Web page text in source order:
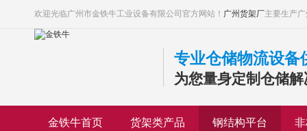
欢迎光临广州市金铁牛工业设备有限公司官方网站！ 广州货架厂主要生产
专业仓储物流设备
为您量身定制仓储
金铁牛首页 货架类产品 钢结构平台